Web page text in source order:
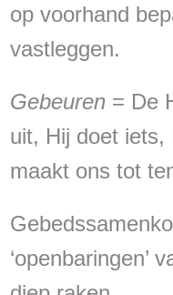
op voorhand
vastleggen.
Gebeuren = De
uit, Hij doet iets,
maakt ons tot
‘openbaringen’